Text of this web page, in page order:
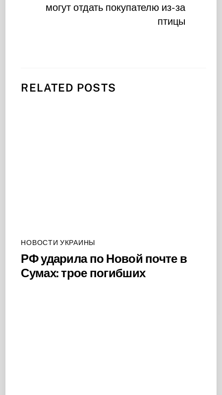
могут отдать покупателю из-за
птицы
RELATED POSTS
НОВОСТИ УКРАИНЫ
РФ ударила по Новой почте в
Сумах: трое погибших